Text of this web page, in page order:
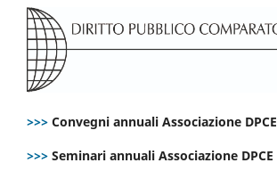
>>> Convegni annuali Associazione DPCE
>>> Seminari annuali Associazione DPCE